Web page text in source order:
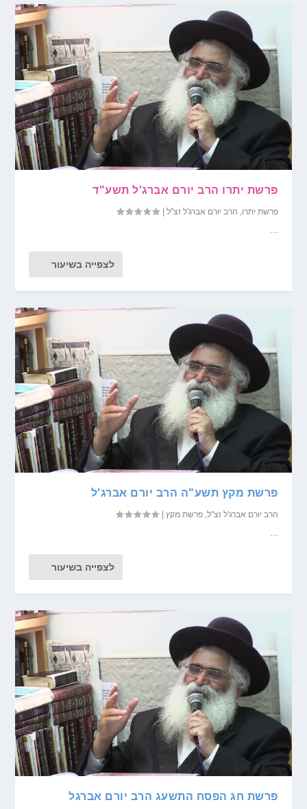
פרשת יתרו הרב יורם אברג'ל תשע"ד
פרשת יתרו הרב יורם אברג'ל זצ"ל |
לצפייה בשיעור
פרשת מקץ תשע"ה הרב יורם אברג'ל
הרב יורם אברג'ל זצ"ל,פרשת מקץ |
...
לצפייה בשיעור
פרשת חג הפסח התשעג הרב יורם אברגל